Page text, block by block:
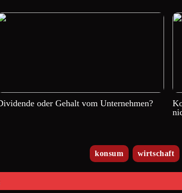
oder Gehalt vom Unternehmen?
konsum wirtschaft